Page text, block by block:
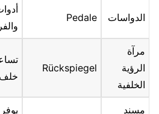
الدواسات Pedale
مرآة
الرؤية
الخلفية
Rückspiegel
خلف
مسند